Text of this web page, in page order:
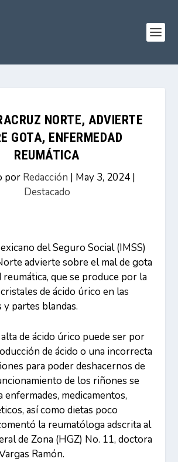
NORTE, ADVIERTE
GOTA, ENFERMEDAD
REUMÁTICA
por Redacción | May 3, 2024 |
Destacado
del Seguro Social (IMSS)
advierte sobre el mal de gota
reumática, que se produce por la
de ácido úrico en las
partes blandas.
alta de ácido úrico puede ser por
de ácido o una incorrecta
para poder deshacernos de
de los riñones se
enfermades, medicamentos,
así como dietas poco
la reumatóloga adscrita al
de Zona (HGZ) No. 11, doctora
Ramón.